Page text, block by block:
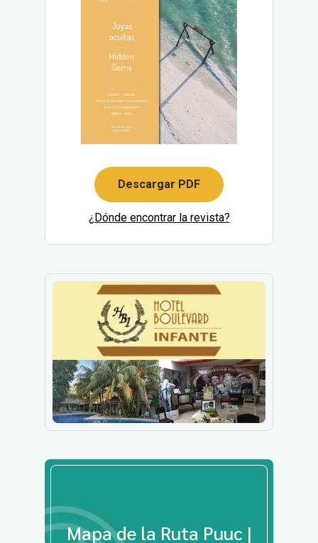
Descargar PDF
¿Dónde encontrar la revista?
Mapa de la Ruta Puuc |